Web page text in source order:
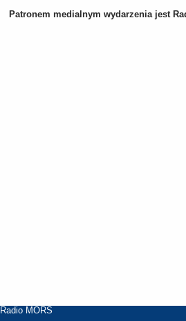
Patronem medialnym wydarzenia jest
Radio MORS